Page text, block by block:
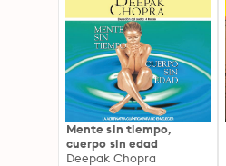
Mente sin tiempo,
cuerpo sin edad
Deepak Chopra